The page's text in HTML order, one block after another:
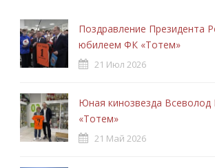
Поздравление Президента
юбилеем ФК «Тотем»
21 Июл 2026
Юная кинозвезда
«Тотем»
21 Май 2026